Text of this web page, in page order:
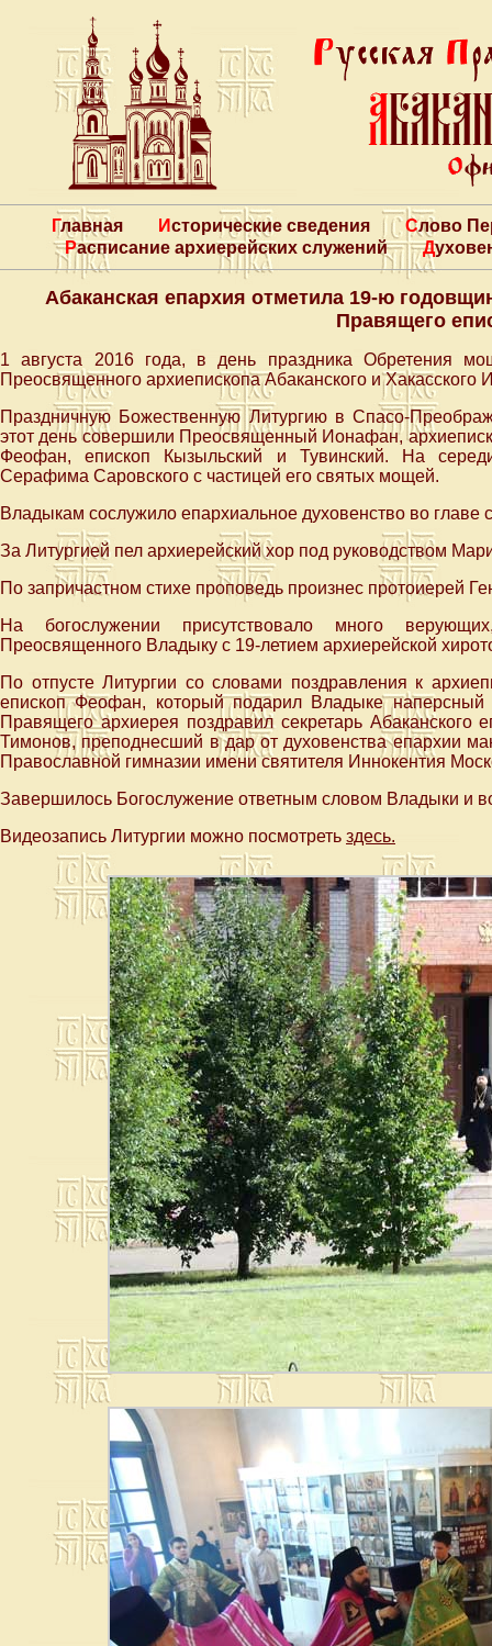
Главная Исторические сведения
Слово
Расписание архиерейских служений
Абаканская епархия отметила 19-ю
Правящего
1 августа 2016 года, в день праздника Обретения
Преосвященного архиепископа Абаканского и Хакасского
Праздничную Божественную Литургию в Спасо-
этот день совершили Преосвященный Ионафан,
Феофан, епископ Кызыльский и Тувинский. На
Серафима Саровского с частицей его святых мощей.
Владыкам сослужило епархиальное духовенство во
За Литургией пел архиерейский хор под руководством
По запричастном стихе проповедь произнес протоиерей
На богослужении присутствовало много
Преосвященного Владыку с 19-летием архиерейской
По отпусте Литургии со словами поздравления к
епископ Феофан, который подарил Владыке наперсный
Правящего архиерея поздравил секретарь Абаканского
Тимонов, преподнесший в дар от духовенства епархии
Православной гимназии имени святителя Иннокентия
Завершилось Богослужение ответным словом Владыки и
Видеозапись Литургии можно посмотреть здесь.